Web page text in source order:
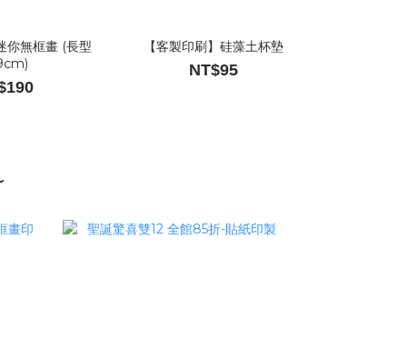
你無框畫 (長型
【客製印刷】硅藻土杯墊
NT$95